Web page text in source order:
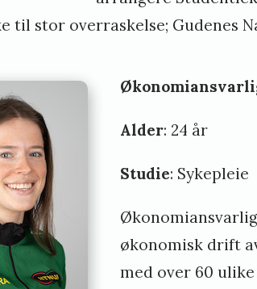
til stor overraskelse; Gudenes
Alder: 24 år
Studie: Sykepleie
økonomisk drift
med over 60